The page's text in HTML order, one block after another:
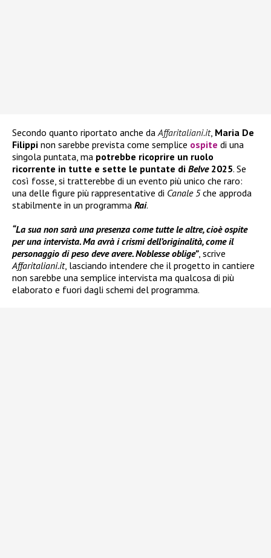
Secondo quanto riportato anche daAffaritaliani.it, Maria De
Filippi non sarebbe prevista come semplice ospite di una
singola puntata, ma potrebbe ricoprire un ruolo
ricorrente in tutte e sette le puntate di Belve2025. Se
così fosse, si tratterebbe di un evento più unico che raro:
una delle figure più rappresentative di Canale 5che approda
stabilmente in un programma Rai.
“La sua non sarà una presenza come tutte le altre, cioè ospite
per una intervista. Ma avrà i crismi dell’originalità, come il
personaggio di peso deve avere. Noblesse oblige”, scrive
Affaritaliani.it, lasciando intendere che il progetto in cantiere
non sarebbe una semplice intervista ma qualcosa di più
elaborato e fuori dagli schemi del programma.